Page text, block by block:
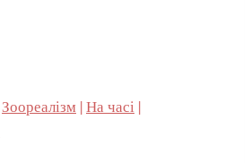
Зоореалізм |На часі |